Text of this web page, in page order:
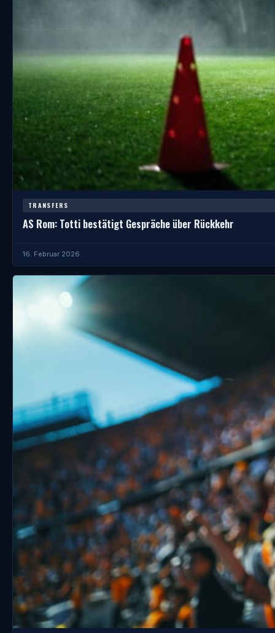
TRANSFERS
AS Rom: Totti bestätigt Gespräche über Rückkehr
16. Februar 2026